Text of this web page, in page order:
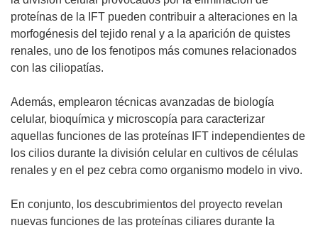
proteínas de la IFT pueden contribuir a alteraciones en la
morfogénesis del tejido renal y a la aparición de quistes
renales, uno de los fenotipos más comunes relacionados
con las ciliopatías.
Además, emplearon técnicas avanzadas de biología
celular, bioquímica y microscopía para caracterizar
aquellas funciones de las proteínas IFT independientes de
los cilios durante la división celular en cultivos de células
renales y en el pez cebra como organismo modelo in vivo.
En conjunto, los descubrimientos del proyecto revelan
nuevas funciones de las proteínas ciliares durante la